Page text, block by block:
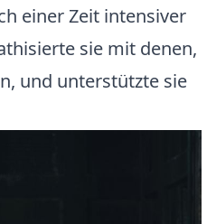
einer Zeit intensiver
sie mit denen,
und unterstützte sie